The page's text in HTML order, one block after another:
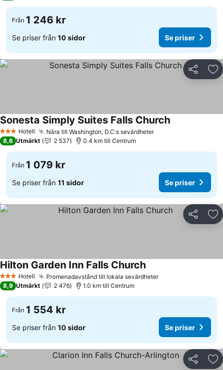
Från 1 246 kr
Se priser från 10 sidor Se priser
Dela
3 StjärnorHotell Nära till Washington, D.C:s sevärdheterSe priser
Sonesta Simply Suites Falls ChurchSe priser
8,6 Utmärkt 2 537 0.4 km till Centrum
Från 1 079 kr
Se priser från 11 sidor Se priser
Dela
3 StjärnorHotell Promenadavstånd till lokala sevärdheterSe priser
Hilton Garden Inn Falls ChurchSe priser
8,9 Utmärkt 2 476 1.0 km till Centrum
Från 1 554 kr
Se priser från 10 sidor Se priser
Dela